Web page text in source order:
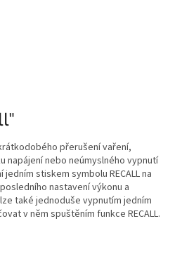
přerušení vaření,
napájení nebo neúmyslného vypnutí
stiskem symbolu RECALL na
nastavení výkonu a
také jednoduše vypnutím jedním
v něm spuštěním funkce RECALL.